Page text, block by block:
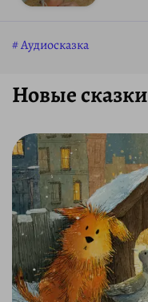
Аудиосказка
Новые сказки